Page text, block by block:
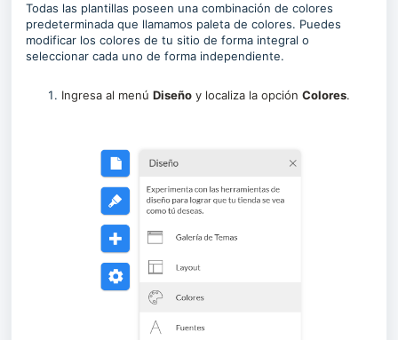
Todas las plantillas poseen una combinación de colores
predeterminada que llamamos paleta de colores. Puedes
modificar los colores de tu sitio de forma integral o
seleccionar cada uno de forma independiente.
Ingresa al menú Diseño y localiza la opción Colores.